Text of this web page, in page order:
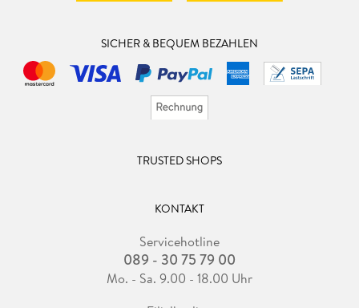
SICHER & BEQUEM BEZAHLEN
TRUSTED SHOPS
KONTAKT
Servicehotline
089 - 30 75 79 00
Mo. - Sa. 9.00 - 18.00 Uhr